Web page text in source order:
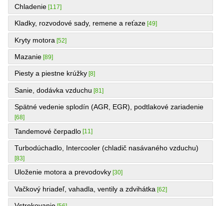
Chladenie [117]
Kladky, rozvodové sady, remene a reťaze [49]
Kryty motora [52]
Mazanie [89]
Piesty a piestne krúžky [8]
Sanie, dodávka vzduchu [81]
Spätné vedenie splodín (AGR, EGR), podtlakové zariadenie
[68]
Tandemové čerpadlo [11]
Turbodúchadlo, Intercooler (chladič nasávaného vzduchu)
[83]
Uloženie motora a prevodovky [30]
Vačkový hriadeľ, vahadla, ventily a zdvihátka [62]